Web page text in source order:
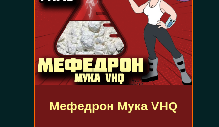
Мефедрон Мука VHQ